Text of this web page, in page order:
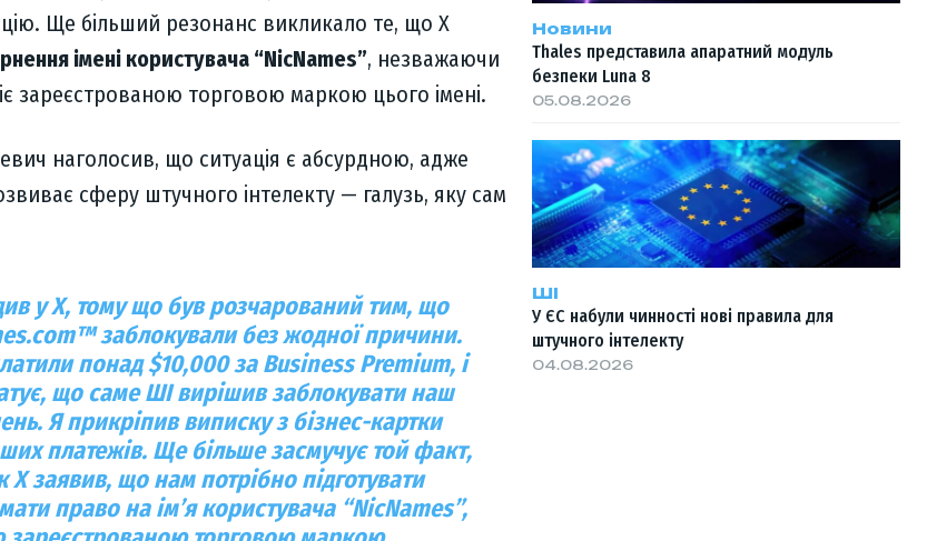
Ще більший резонанс викликало те, що X
імені користувача “NicNames”, незважаючи
зареєстрованою торговою маркою цього імені.
наголосив, що ситуація є абсурдною, адже
сферу штучного інтелекту — галузь, яку сам
у X, тому що був розчарований тим, що
заблокували без жодної причини.
понад $10,000 за Business Premium, і
що самеШІ вирішив заблокувати наш
. Я прикріпив виписку з бізнес-картки
платежів. Ще більше засмучує той факт,
X заявив, що нам потрібнопідготувати
право на ім’я користувача “NicNames”,
Новини
Thales представила апаратний модуль
безпеки Luna 8
05.08.2026
ШІ
У ЄС набули чинності нові правила для
штучного інтелекту
04.08.2026